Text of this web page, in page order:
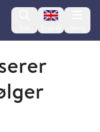
Change